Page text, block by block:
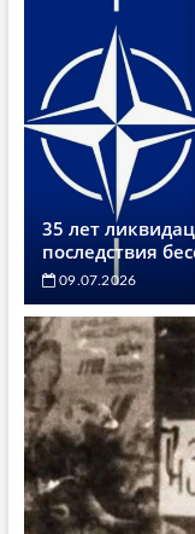
35 лет
последствия
09.07.2026